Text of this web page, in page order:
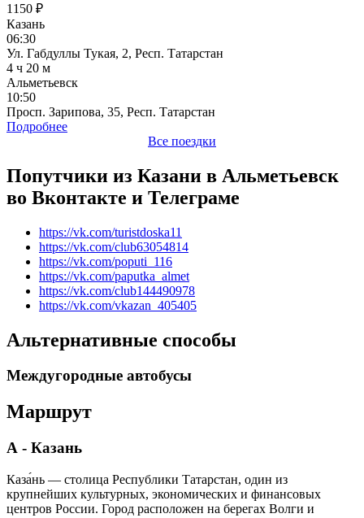
1150 ₽
Казань
06:30
Ул. Габдуллы Тукая, 2, Респ. Татарстан
4 ч 20 м
Альметьевск
10:50
Просп. Зарипова, 35, Респ. Татарстан
Подробнее
Все поездки
Попутчики из Казани в Альметьевск
во Вконтакте и Телеграме
https://vk.com/turistdoska11
https://vk.com/club63054814
https://vk.com/poputi_116
https://vk.com/paputka_almet
https://vk.com/club144490978
https://vk.com/vkazan_405405
Альтернативные способы
Междугородные автобусы
Маршрут
А - Казань
Каза́нь — столица Республики Татарстан, один из
крупнейших культурных, экономических и финансовых
центров России. Город расположен на берегах Волги и